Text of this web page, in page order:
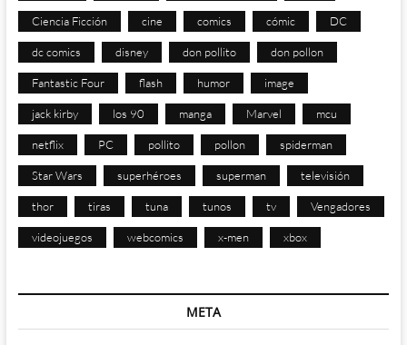
Ciencia Ficción cine comics cómic DC
dc comics disney don pollito don pollon
Fantastic Four flash humor image
jack kirby los 90 manga Marvel mcu
netflix PC pollito pollon spiderman
Star Wars superhéroes superman televisión
thor tiras tuna tunos tv Vengadores
videojuegos webcomics x-men xbox
META